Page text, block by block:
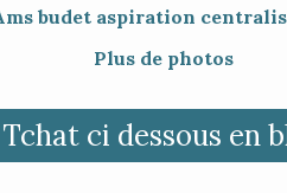
Plus de photos
Tchat ci dessous en